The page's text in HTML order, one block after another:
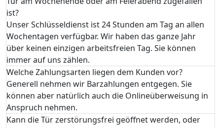
ist?
Unser Schlüsseldienst ist 24 Stunden am Tag an allen
Wochentagen verfügbar. Wir haben das ganze Jahr
über keinen einzigen arbeitsfreien Tag. Sie können
immer auf uns zählen.
Welche Zahlungsarten liegen dem Kunden vor?
Generell nehmen wir Barzahlungen entgegen. Sie
können aber natürlich auch die Onlineüberweisung in
Anspruch nehmen.
Kann die Tür zerstörungsfrei geöffnet werden, oder